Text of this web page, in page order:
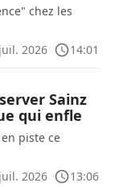
chez les
2026
14:01
Sainz
qui enfle
piste ce
2026
13:06